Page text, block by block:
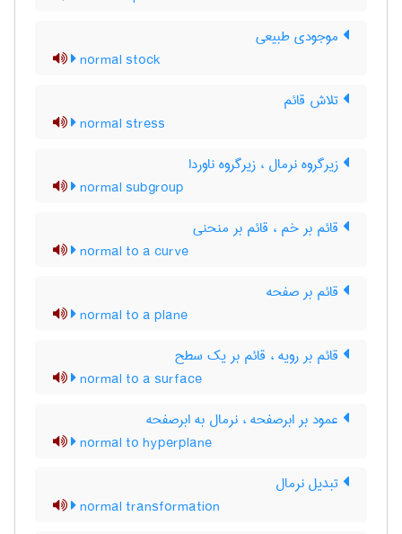
موجودی طبیعی
normal stock
تلاش قائم
normal stress
زیرگروه نرمال ، زیرگروه ناوردا
normal subgroup
قائم بر خم ، قائم بر منحنی
normal to a curve
قائم بر صفحه
normal to a plane
قائم بر رویه ، قائم بر یک سطح
normal to a surface
عمود بر ابرصفحه ، نرمال به ابرصفحه
normal to hyperplane
تبدیل نرمال
normal transformation